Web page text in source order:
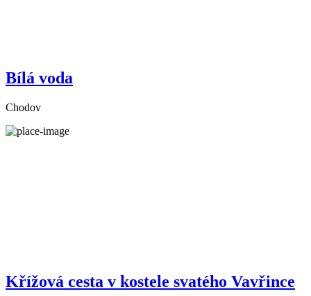
Bílá voda
Chodov
Křížová cesta v kostele svatého Vavřince